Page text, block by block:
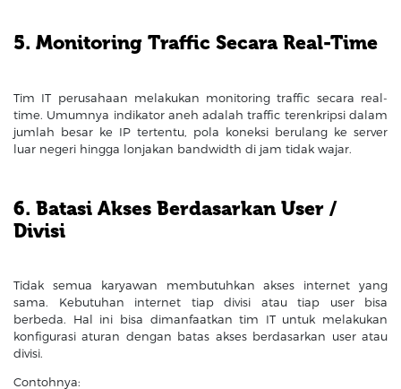
5. Monitoring Traffic Secara Real-Time
Tim IT perusahaan melakukan monitoring traffic secara real-
time. Umumnya indikator aneh adalah traffic terenkripsi dalam
jumlah besar ke IP tertentu, pola koneksi berulang ke server
luar negeri hingga lonjakan bandwidth di jam tidak wajar.
6. Batasi Akses Berdasarkan User /
Divisi
Tidak semua karyawan membutuhkan akses internet yang
sama. Kebutuhan internet tiap divisi atau tiap user bisa
berbeda. Hal ini bisa dimanfaatkan tim IT untuk melakukan
konfigurasi aturan dengan batas akses berdasarkan user atau
divisi.
Contohnya: